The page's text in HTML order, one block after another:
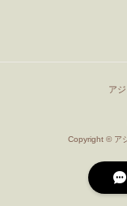
ア
Copyright © ア